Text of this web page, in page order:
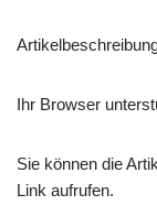
Ihr Browser
Sie können die
Link aufrufen.